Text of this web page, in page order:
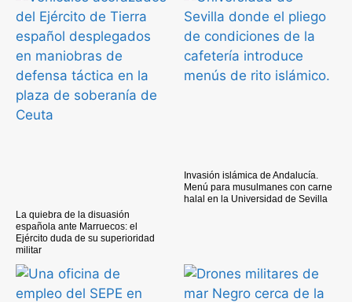
La quiebra de la disuasión
española ante Marruecos: el
Ejército duda de su superioridad
militar
Invasión islámica de Andalucía.
Menú para musulmanes con carne
halal en la Universidad de Sevilla